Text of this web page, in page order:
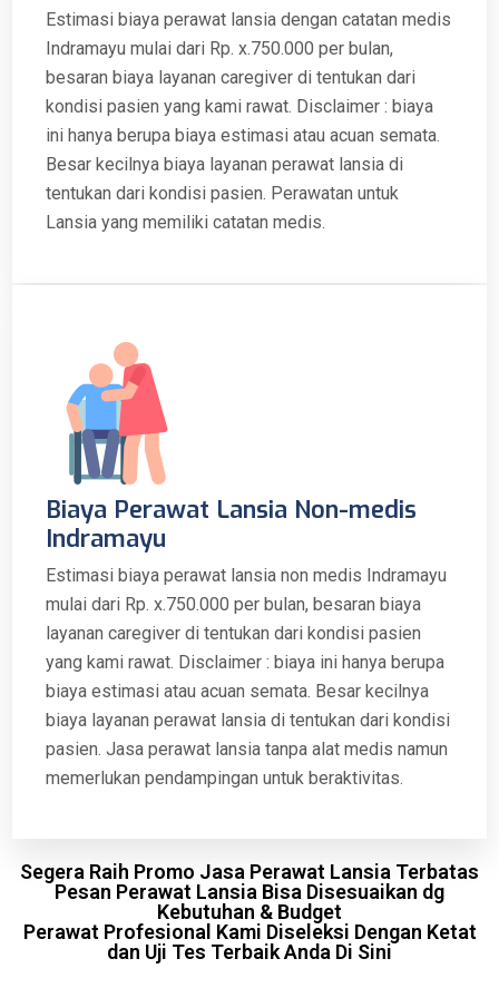
Estimasi biaya perawat lansia dengan catatan medis
Indramayu mulai dari Rp. x.750.000 per bulan,
besaran biaya layanan caregiver di tentukan dari
kondisi pasien yang kami rawat. Disclaimer : biaya
ini hanya berupa biaya estimasi atau acuan semata.
Besar kecilnya biaya layanan perawat lansia di
tentukan dari kondisi pasien. Perawatan untuk
Lansia yang memiliki catatan medis.
Biaya Perawat Lansia Non-medis
Indramayu
Estimasi biaya perawat lansia non medis Indramayu
mulai dari Rp. x.750.000 per bulan, besaran biaya
layanan caregiver di tentukan dari kondisi pasien
yang kami rawat. Disclaimer : biaya ini hanya berupa
biaya estimasi atau acuan semata. Besar kecilnya
biaya layanan perawat lansia di tentukan dari kondisi
pasien. Jasa perawat lansia tanpa alat medis namun
memerlukan pendampingan untuk beraktivitas.
Segera Raih Promo Jasa Perawat Lansia Terbatas
Pesan Perawat Lansia Bisa Disesuaikan dg
Kebutuhan & Budget
Perawat Profesional Kami Diseleksi Dengan Ketat
dan Uji Tes Terbaik Anda Di Sini